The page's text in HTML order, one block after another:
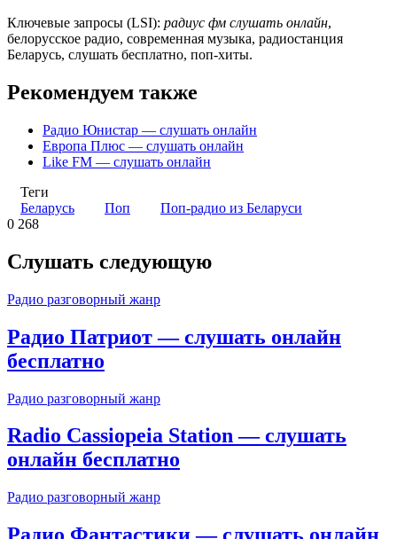
Ключевые запросы (LSI): радиус фм слушать онлайн,
белорусское радио, современная музыка, радиостанция
Беларусь, слушать бесплатно, поп-хиты.
Рекомендуем также
Радио Юнистар — слушать онлайн
Европа Плюс — слушать онлайн
Like FM — слушать онлайн
Теги
Беларусь
Поп
Поп-радио из Беларуси
0 268
Слушать следующую
Радио разговорный жанр
Радио Патриот — слушать онлайн
бесплатно
Радио разговорный жанр
Radio Cassiopeia Station — слушать
онлайн бесплатно
Радио разговорный жанр